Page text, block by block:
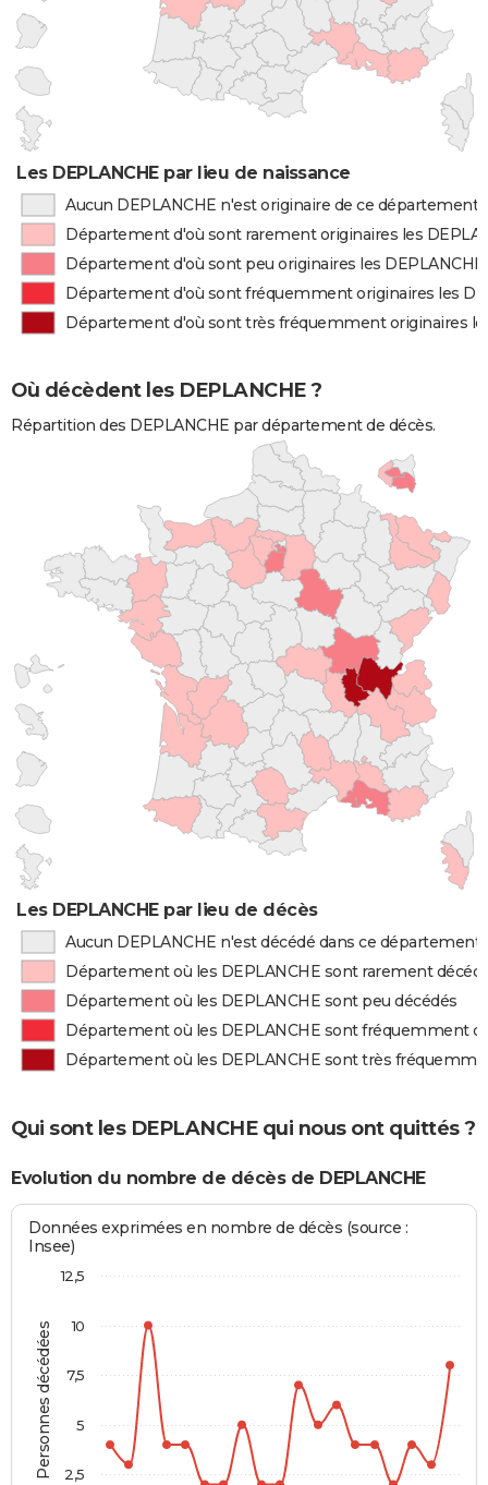
Les DEPLANCHE par lieu de naissance
Aucun DEPLANCHE n'est originaire de ce département
Département d'où sont rarement originaires les
Département d'où sont peu originaires les DEPLANCHE
Département d'où sont fréquemment originaires les
Département d'où sont très fréquemment originaires
Où décèdent les DEPLANCHE ?
Répartition des DEPLANCHE par département de décès.
Les DEPLANCHE par lieu de décès
Aucun DEPLANCHE n'est décédé dans ce département
Département où les DEPLANCHE sont rarement
Département où les DEPLANCHE sont peu décédés
Département où les DEPLANCHE sont fréquemment
Département où les DEPLANCHE sont très
Qui sont les DEPLANCHE qui nous ont quittés ?
Evolution du nombre de décès de DEPLANCHE
Personnes décédées
Données exprimées en nombre de décès (source :
Insee)
2,5
5
7,5
10
12,5